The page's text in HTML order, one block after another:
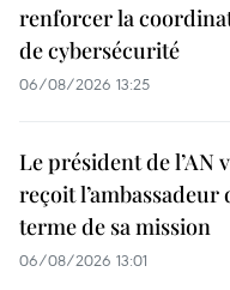
renforcer la
de cybersécurité
06/08/2026 13:25
Le président de l’AN
reçoit l’ambassadeur
terme de sa mission
06/08/2026 13:01